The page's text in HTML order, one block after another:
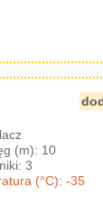
(m): 10
3
(°C): -35